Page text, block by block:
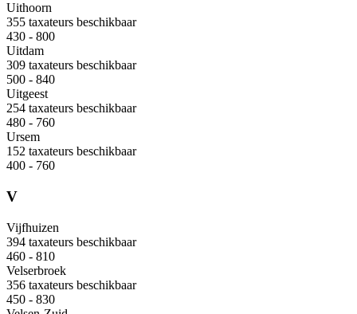
Uithoorn
355 taxateurs beschikbaar
430 - 800
Uitdam
309 taxateurs beschikbaar
500 - 840
Uitgeest
254 taxateurs beschikbaar
480 - 760
Ursem
152 taxateurs beschikbaar
400 - 760
V
Vijfhuizen
394 taxateurs beschikbaar
460 - 810
Velserbroek
356 taxateurs beschikbaar
450 - 830